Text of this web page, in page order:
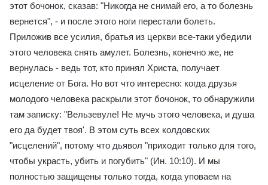
этот бочонок, сказав: "Никогда не снимай его, а то болезнь
вернется", - и после этого ноги перестали болеть.
Приложив все усилия, братья из церкви все-таки убедили
этого человека снять амулет. Болезнь, конечно же, не
вернулась - ведь тот, кто принял Христа, получает
исцеление от Бога. Но вот что интересно: когда друзья
молодого человека раскрыли этот бочонок, то обнаружили
там записку: "Вельзевуле! Не мучь этого человека, и душа
его да будет твоя'. В этом суть всех колдовских
"исцелений", потому что дьявол "приходит только для того,
чтобы украсть, убить и погубить" (Ин. 10:10). И мы
полностью защищены только тогда, когда уповаем на